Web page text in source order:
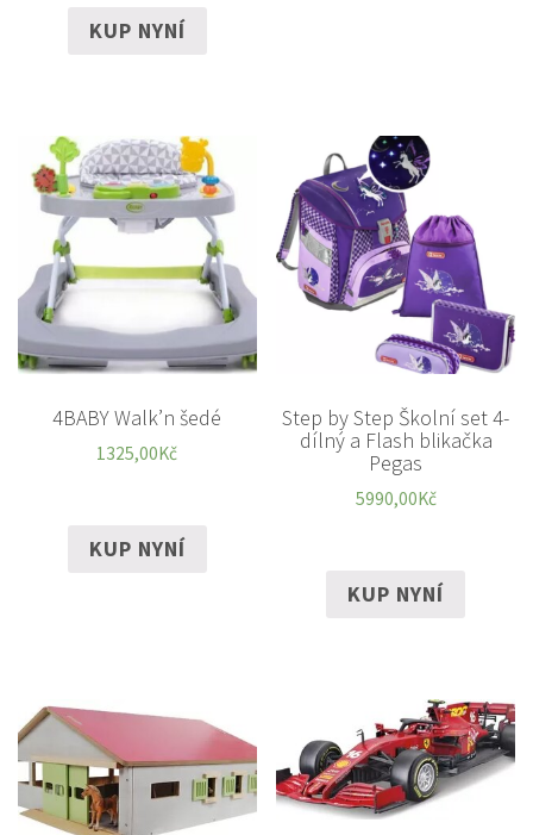
KUP NYNÍ
4BABY Walk’n šedé
1325,00Kč
KUP NYNÍ
Step by Step Školní set 4-
dílný a Flash blikačka
Pegas
5990,00Kč
KUP NYNÍ